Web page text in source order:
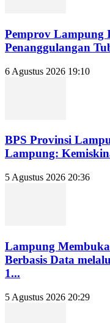
Pemprov Lampung
Penanggulangan
6 Agustus 2026 19:10
BPS Provinsi
Lampung:
5 Agustus 2026 20:36
Lampung
Berbasis Data
1...
5 Agustus 2026 20:29